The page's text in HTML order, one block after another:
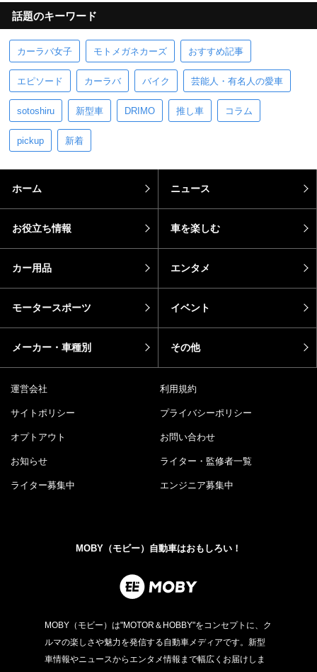
話題のキーワード
カーラバ女子 モトメガネカーズ おすすめ記事
エピソード カーラバ バイク 芸能人・有名人の愛車
sotoshiru 新型車 DRIMO 推し車 コラム
pickup 新着
ホーム ニュース
お役立ち情報 車を楽しむ
カー用品 エンタメ
モータースポーツ イベント
メーカー・車種別 その他
運営会社 利用規約
サイトポリシー プライバシーポリシー
オプトアウト お問い合わせ
お知らせ ライター・監修者一覧
ライター募集中 エンジニア募集中
MOBY（モビー）自動車はおもしろい！
MOBY（モビー）は"MOTOR＆HOBBY"をコンセプトに、ク
ルマの楽しさや魅力を発信する自動車メディアです。新型
車情報やニュースからエンタメ情報まで幅広くお届けしま